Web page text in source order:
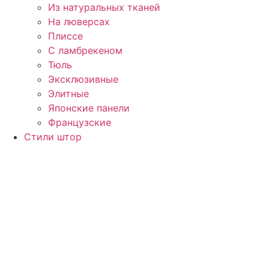
Из натуральных тканей
На люверсах
Плиссе
С ламбрекеном
Тюль
Эксклюзивные
Элитные
Японские панели
Французские
Стили штор